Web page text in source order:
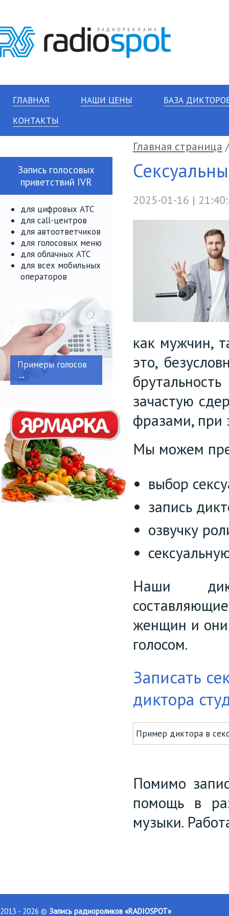
ГЛАВНАЯ НАШИ ЦЕНЫ
БАЗА
КОНТАКТЫ
Главная страница
2025-01-16 |
как мужчин,
это,
зачастую
фразами, при
Мы можем
выбор
запись
озвучку
Наши
женщин и они
голосом.
Записать
диктора
Пример диктора в
Помимо
помощь в
музыки.
Запись голосовых
приветствий IVR
для цифровых АТС
для call-центров
для автоответчиков
для голосовых меню
для облачных АТС
для всех мобильных
операторов
Примеры голосов
→
2013 - 2026 © Запись радиороликов «RADIOSPOT»